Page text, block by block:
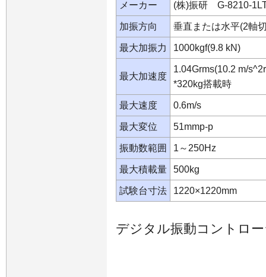
メーカー (株)振研 G-8210-
加振方向 垂直または水平(2軸
最大加振力 1000kgf(9.8 kN)
最大加速度
1.04Grms(10.2 m/
*320kg搭載時
最大速度 0.6m/s
最大変位 51mmp-p
振動数範囲 1～250Hz
最大積載量 500kg
試験台寸法 1220×1220mm
デジタル振動コントロ